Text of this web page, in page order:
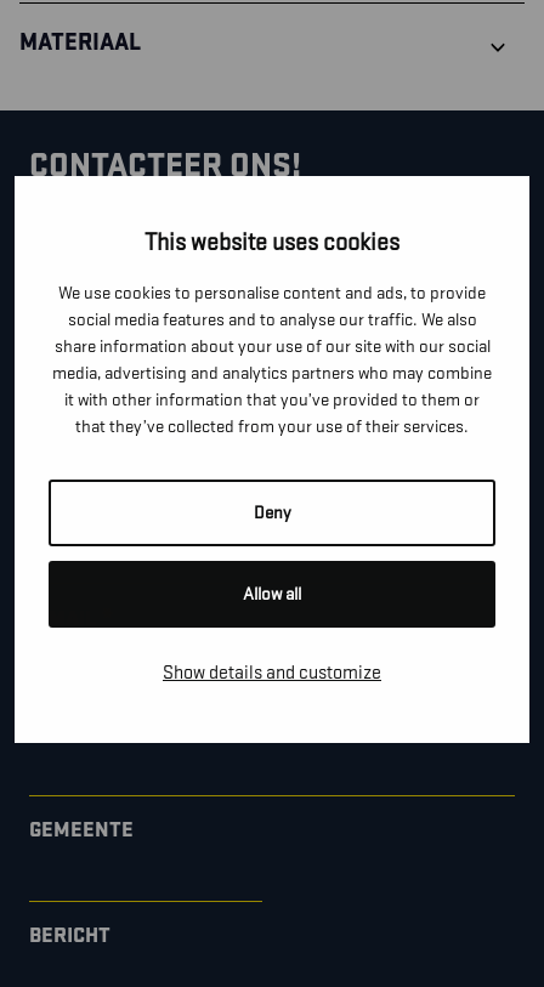
This website uses cookies
We use cookies to personalise content and ads, to provide
social media features and to analyse our traffic. We also
share information about your use of our site with our social
media, advertising and analytics partners who may combine
it with other information that you’ve provided to them or
that they’ve collected from your use of their services.
Deny
Allow all
Show details and customize
MATERIAAL
CONTACTEER ONS!
Je kan dit formulier gebruiken om meer informatie te
hallo te zeggen.
" geeft vereiste velden aan
VOOR- EN ACHTERNAAM *
GEMEENTE
BERICHT